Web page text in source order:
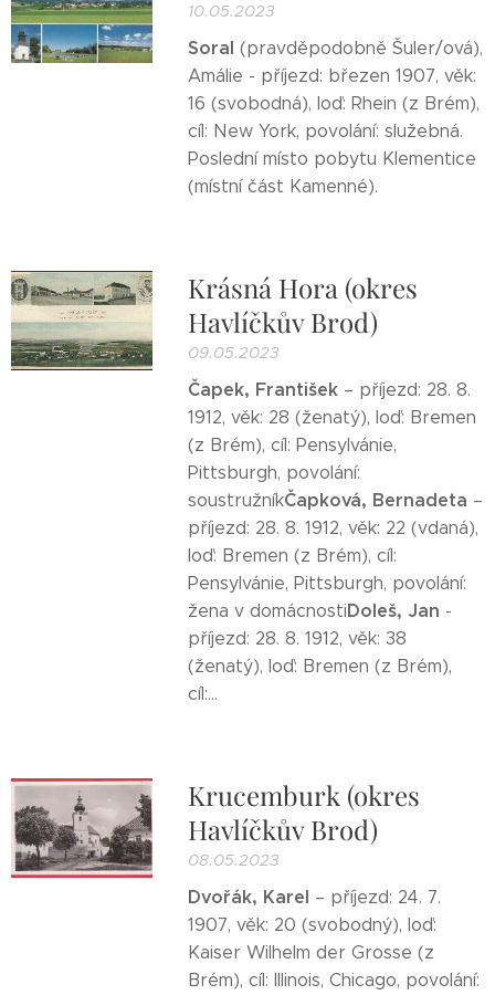
10.05.2023
Soral(pravděpodobně Šuler/ová),
Amálie - příjezd: březen 1907, věk:
16 (svobodná), loď: Rhein (z Brém),
cíl: New York, povolání: služebná.
Poslední místo pobytu Klementice
(místní část Kamenné).
Krásná Hora (okres
Havlíčkův Brod)
09.05.2023
Čapek, František – příjezd: 28. 8.
1912, věk: 28 (ženatý), loď: Bremen
(z Brém), cíl: Pensylvánie,
Pittsburgh, povolání:
soustružníkČapková, Bernadeta –
příjezd: 28. 8. 1912, věk: 22 (vdaná),
loď: Bremen (z Brém), cíl:
Pensylvánie, Pittsburgh, povolání:
žena v domácnostiDoleš, Jan -
příjezd: 28. 8. 1912, věk: 38
(ženatý), loď: Bremen (z Brém),
cíl:...
Krucemburk (okres
Havlíčkův Brod)
08.05.2023
Dvořák, Karel – příjezd: 24. 7.
1907, věk: 20 (svobodný), loď:
Kaiser Wilhelm der Grosse (z
Brém), cíl: Illinois, Chicago, povolání: